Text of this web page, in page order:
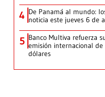
4 De Panamá al mundo:
noticia este jueves 6 de
5 Banco Multiva refuerza
emisión internacional
dólares